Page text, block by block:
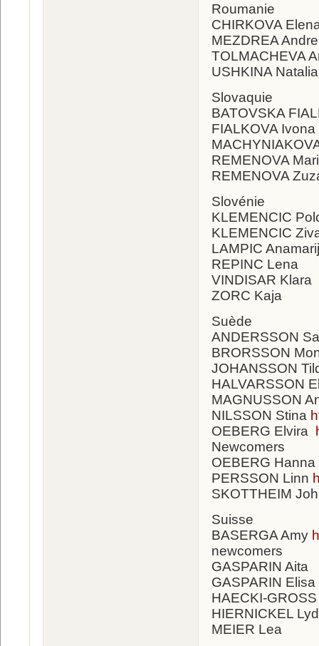
Roumanie
CHIRKOVA
MEZDREA
TOLMACHEVA
USHKINA Natalia
Slovaquie
BATOVSKA
FIALKOVA Ivona
REMENOVA
REMENOVA
Slovénie
KLEMENCIC
KLEMENCIC
LAMPIC
REPINC Lena
VINDISAR Klara
ZORC Kaja
Suède
ANDERSSON
BRORSSON
JOHANSSON
HALVARSSON
MAGNUSSON
NILSSON Stina
OEBERG Elvira
Newcomers
OEBERG Hanna
PERSSON Linn
SKOTTHEIM
Suisse
BASERGA Amy
newcomers
GASPARIN Aita
GASPARIN Elisa
HAECKI-
HIERNICKEL
MEIER Lea